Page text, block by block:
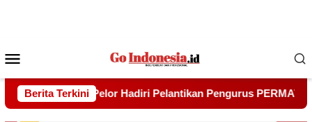
Mobile
Berita Terkini
PERMATA Batam, Panglima Besar Gagak Hitam